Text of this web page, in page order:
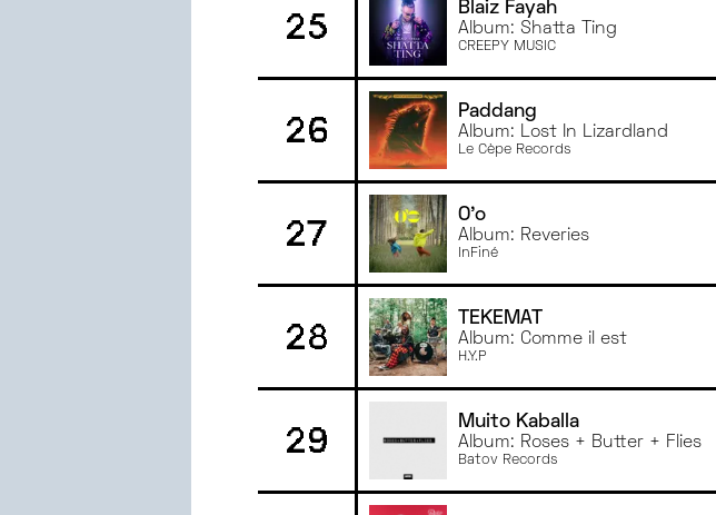
25 Blaiz Fayah
Album: Shatta Ting
CREEPY MUSIC
26 Paddang
Album: Lost In Lizardland
Le Cèpe Records
27 O'o
Album: Reveries
InFiné
28 TEKEMAT
Album: Comme il est
H.Y.P
29 Muito Kaballa
Album: Roses + Butter + Flies
Batov Records